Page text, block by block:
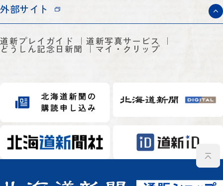
外部サイト
道新プレイガイド 道新写真サービス
どうしん記念日新聞 マイ・クリップ